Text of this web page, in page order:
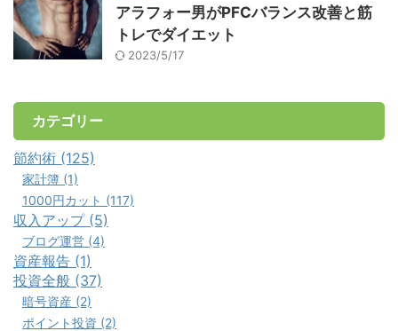
アラフォー男がPFCバランス改善と筋
トレでダイエット
2023/5/17
カテゴリー
節約術 (125)
家計簿 (1)
1000円カット (117)
収入アップ (5)
ブログ運営 (4)
資産報告 (1)
投資全般 (37)
暗号資産 (2)
ポイント投資 (2)